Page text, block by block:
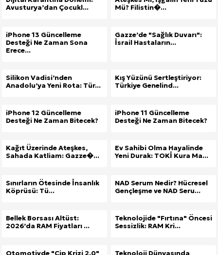
Avusturya’dan Çocukl...
Mü? Filistin�...
iPhone 13 Güncelleme
Desteği Ne Zaman Sona
Erece...
Gazze’de "Sağlık Duvarı":
İsrail Hastaların...
Silikon Vadisi’nden
Anadolu’ya Yeni Rota: Tür...
Kış Yüzünü Sertleştiriyor:
Türkiye Genelind...
iPhone 12 Güncelleme
Desteği Ne Zaman Bitecek?
iPhone 11 Güncelleme
Desteği Ne Zaman Bitecek?
Kağıt Üzerinde Ateşkes,
Sahada Katliam: Gazze�...
Ev Sahibi Olma Hayalinde
Yeni Durak: TOKİ Kura Ma...
Sınırların Ötesinde İnsanlık
Köprüsü: Tü...
NAD Serum Nedir? Hücresel
Gençleşme ve NAD Seru...
Bellek Borsası Altüst:
2026’da RAM Fiyatları ...
Teknolojide "Fırtına" Öncesi
Sessizlik: RAM Kri...
Otomotivde "Çip Krizi 2.0"
Teknoloji Dünyasında